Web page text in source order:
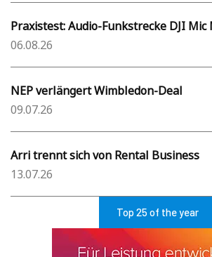
Praxistest: Audio-Funkstrecke DJI Mic
06.08.26
NEP verlängert Wimbledon-Deal
09.07.26
Arri trennt sich von Rental Business
13.07.26
Top 25 of the year